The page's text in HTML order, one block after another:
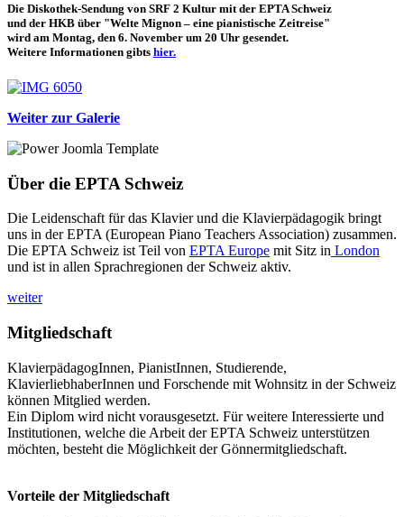
Die Diskothek-Sendung von SRF 2 Kultur mit der EPTA Schweiz
und der HKB über "Welte Mignon – eine pianistische Zeitreise"
wird am Montag, den 6. November um 20 Uhr gesendet.
Weitere Informationen gibts hier.
Weiter zur Galerie
Über die EPTA Schweiz
Die Leidenschaft für das Klavier und die Klavierpädagogik bringt
uns in der EPTA (European Piano Teachers Association) zusammen.
Die EPTA Schweiz ist Teil von EPTA Europe mit Sitz in London
und ist in allen Sprachregionen der Schweiz aktiv.
weiter
Mitgliedschaft
KlavierpädagogInnen, PianistInnen, Studierende,
KlavierliebhaberInnen und Forschende mit Wohnsitz in der Schweiz
können Mitglied werden.
Ein Diplom wird nicht vorausgesetzt. Für weitere Interessierte und
Institutionen, welche die Arbeit der EPTA Schweiz unterstützen
möchten, besteht die Möglichkeit der Gönnermitgliedschaft.
Vorteile der Mitgliedschaft